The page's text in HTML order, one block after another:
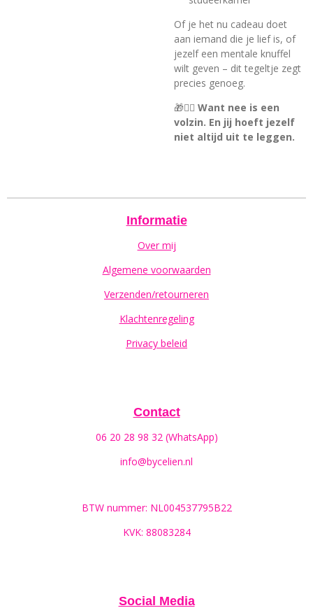
Of je het nu cadeau doet
aan iemand die je lief is, of
jezelf een mentale knuffel
wilt geven – dit tegeltje zegt
precies genoeg.
🎁🧘‍♀️ Want nee is een
volzin. En jij hoeft jezelf
niet altijd uit te leggen.
Informatie
Over mij
Algemene voorwaarden
Verzenden/retourneren
Klachtenregeling
Privacy beleid
Contact
06 20 28 98 32 (WhatsApp)
info@bycelien.nl
BTW nummer: NL004537795B22
KVK: 88083284
Social Media